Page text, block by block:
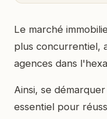
Le marché
plus concurrentiel,
agences dans
Ainsi, se
essentiel pour